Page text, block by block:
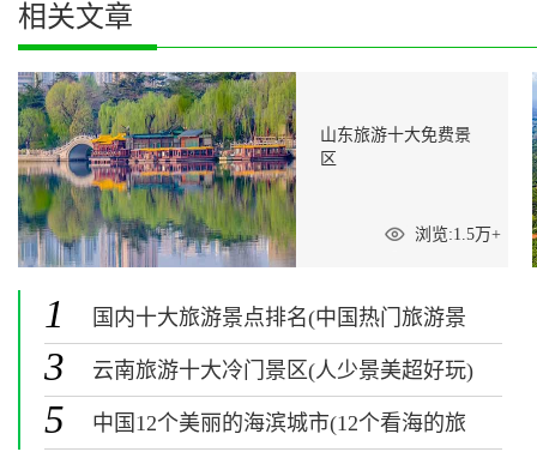
相关文章
山东旅游十大免费景
区
浏览:1.5万+
1
国内十大旅游景点排名(中国热门旅游景
点排行榜)
3 云南旅游十大冷门景区(人少景美超好玩)
5
中国12个美丽的海滨城市(12个看海的旅
游景点)